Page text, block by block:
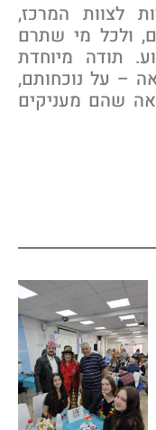
המרכז,
ולכל מי שתרם
תודה מיוחדת
על נוכחותם,
שהם מעניקים